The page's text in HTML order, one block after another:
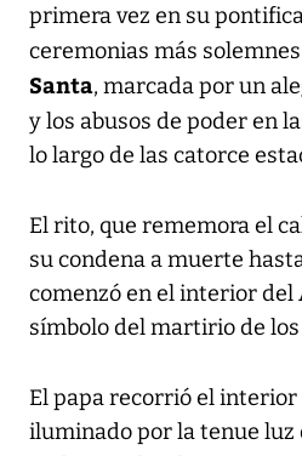
primera vez en su
ceremonias más
Santa, marcada por un
y los abusos de poder en
lo largo de las catorce
El rito, que rememora el
su condena a muerte
comenzó en el interior del
símbolo del martirio de
El papa recorrió el
iluminado por la tenue luz